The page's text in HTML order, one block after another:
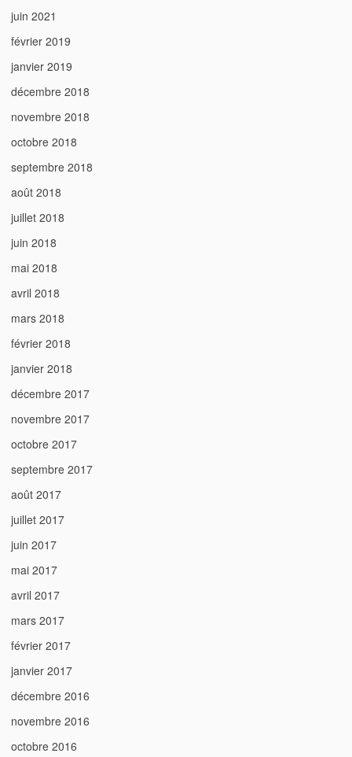
juin 2021
février 2019
janvier 2019
décembre 2018
novembre 2018
octobre 2018
septembre 2018
août 2018
juillet 2018
juin 2018
mai 2018
avril 2018
mars 2018
février 2018
janvier 2018
décembre 2017
novembre 2017
octobre 2017
septembre 2017
août 2017
juillet 2017
juin 2017
mai 2017
avril 2017
mars 2017
février 2017
janvier 2017
décembre 2016
novembre 2016
octobre 2016